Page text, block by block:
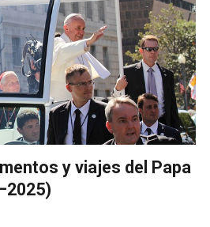
y viajes del Papa